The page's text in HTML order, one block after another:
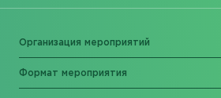
Организация мероприятий
Формат мероприятия